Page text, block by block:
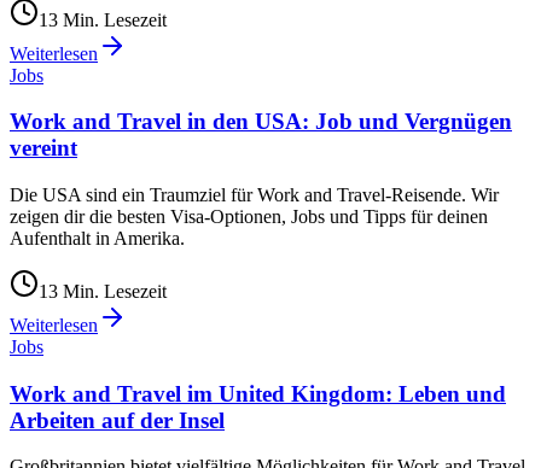
13 Min. Lesezeit
Weiterlesen
Jobs
Work and Travel in den USA: Job und Vergnügen
vereint
Die USA sind ein Traumziel für Work and Travel-Reisende. Wir
zeigen dir die besten Visa-Optionen, Jobs und Tipps für deinen
Aufenthalt in Amerika.
13 Min. Lesezeit
Weiterlesen
Jobs
Work and Travel im United Kingdom: Leben und
Arbeiten auf der Insel